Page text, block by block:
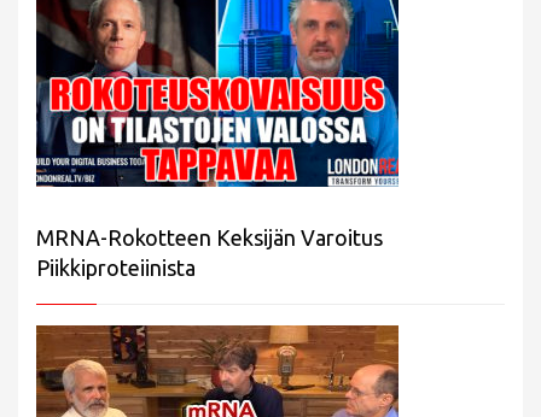
MRNA-Rokotteen Keksijän Varoitus
Piikkiproteiinista